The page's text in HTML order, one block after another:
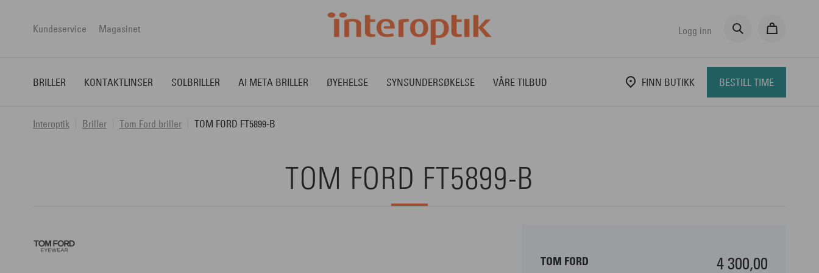
Kundeservice Magasinet Logg inn
BRILLER KONTAKTLINSER SOLBRILLER AI META BRILLER ØYEHELSE SYNSUNDERSØKELSE VÅRE TILBUD FINN BUTIKK BESTILL TIME
Interoptik Briller Tom Ford briller TOM FORD FT5899-B
TOM FORD FT5899-B
TOM FORD 4 300,00